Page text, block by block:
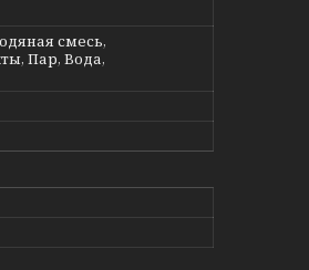
смесь,
Пар, Вода,